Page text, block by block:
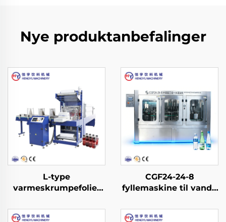
Nye produktanbefalinger
L-type
varmeskrumpefolie-
CGF24-24-8
fyllemaskine til vand i